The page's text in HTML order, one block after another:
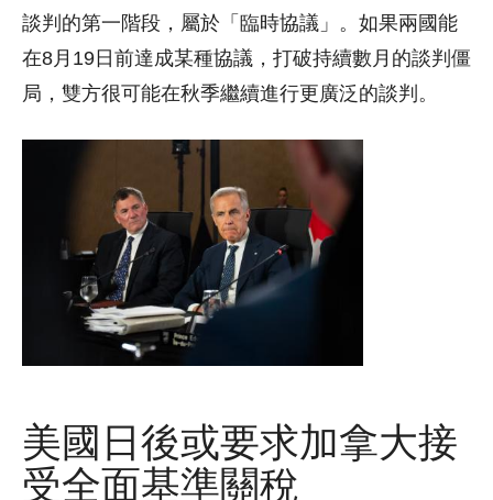
談判的第一階段，屬於「臨時協議」。如果兩國能
在8月19日前達成某種協議，打破持續數月的談判僵
局，雙方很可能在秋季繼續進行更廣泛的談判。
美國日後或要求加拿大接
受全面基準關稅